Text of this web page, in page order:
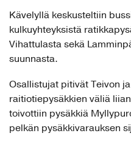
Kävelyllä keskusteltiin
kulkuyhteyksistä
Vihattulasta sekä
suunnasta.
Osallistujat pitivät Teivon
raitiotiepysäkkien väliä
toivottiin pysäkkiä
pelkän pysäkkivarauksen